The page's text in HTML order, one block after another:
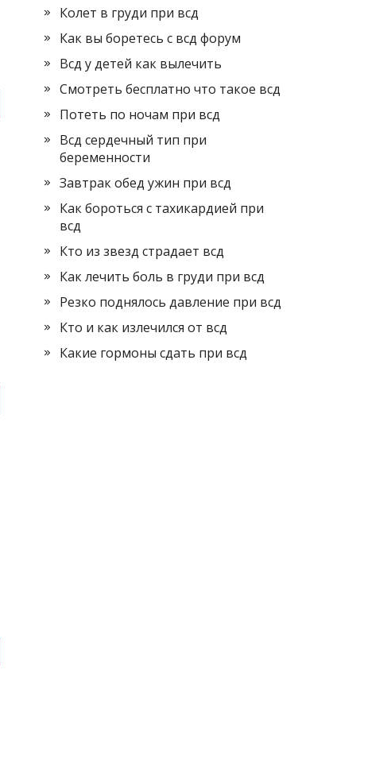
Колет в груди при всд
Как вы боретесь с всд форум
Всд у детей как вылечить
Смотреть бесплатно что такое всд
Потеть по ночам при всд
Всд сердечный тип при
беременности
Завтрак обед ужин при всд
Как бороться с тахикардией при
всд
Кто из звезд страдает всд
Как лечить боль в груди при всд
Резко поднялось давление при всд
Кто и как излечился от всд
Какие гормоны сдать при всд